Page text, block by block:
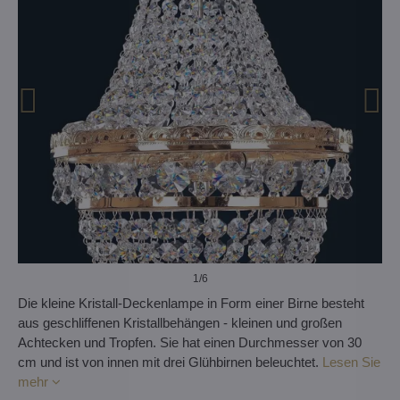
1/6
Die kleine Kristall-Deckenlampe in Form einer Birne besteht
aus geschliffenen Kristallbehängen - kleinen und großen
Achtecken und Tropfen. Sie hat einen Durchmesser von 30
cm und ist von innen mit drei Glühbirnen beleuchtet. Lesen Sie
mehr